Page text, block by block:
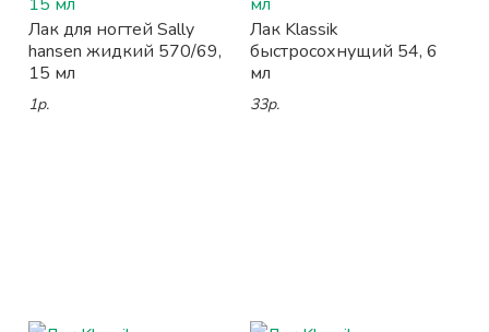
Лак для ногтей Sally
hansen жидкий 570/69,
15 мл
1р.
Лак Klassik
быстросохнущий 54, 6
мл
33р.